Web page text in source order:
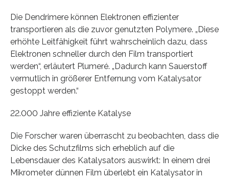
Die Dendrimere können Elektronen effizienter
transportieren als die zuvor genutzten Polymere. „Diese
erhöhte Leitfähigkeit führt wahrscheinlich dazu, dass
Elektronen schneller durch den Film transportiert
werden“, erläutert Plumeré. „Dadurch kann Sauerstoff
vermutlich in größerer Entfernung vom Katalysator
gestoppt werden.“
22.000 Jahre effiziente Katalyse
Die Forscher waren überrascht zu beobachten, dass die
Dicke des Schutzfilms sich erheblich auf die
Lebensdauer des Katalysators auswirkt: In einem drei
Mikrometer dünnen Film überlebt ein Katalysator in